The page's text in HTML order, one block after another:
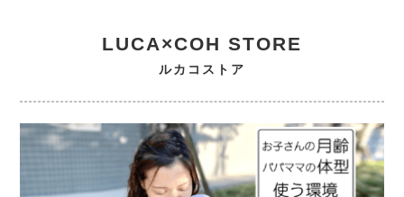
LUCA×COH STORE
ルカコストア